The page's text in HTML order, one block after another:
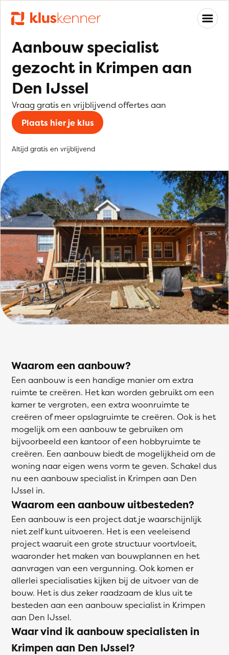
Aanbouw specialist
gezocht in Krimpen aan
Den IJssel
Vraag gratis en vrijblijvend offertes aan
Plaats hier je klus
Altijd gratis en vrijblijvend
Waarom een aanbouw?
Een aanbouw is een handige manier om extra
ruimte te creëren. Het kan worden gebruikt om een
kamer te vergroten, een extra woonruimte te
creëren of meer opslagruimte te creëren. Ook is het
mogelijk om een aanbouw te gebruiken om
bijvoorbeeld een kantoor of een hobbyruimte te
creëren. Een aanbouw biedt de mogelijkheid om de
woning naar eigen wens vorm te geven. Schakel dus
nu een aanbouw specialist in Krimpen aan Den
IJssel in.
Waarom een aanbouw uitbesteden?
Een aanbouw is een project dat je waarschijnlijk
niet zelf kunt uitvoeren. Het is een veeleisend
project waaruit een grote structuur voortvloeit,
waaronder het maken van bouwplannen en het
aanvragen van een vergunning. Ook komen er
allerlei specialisaties kijken bij de uitvoer van de
bouw. Het is dus zeker raadzaam de klus uit te
besteden aan een aanbouw specialist in Krimpen
aan Den IJssel.
Waar vind ik aanbouw specialisten in
Krimpen aan Den IJssel?